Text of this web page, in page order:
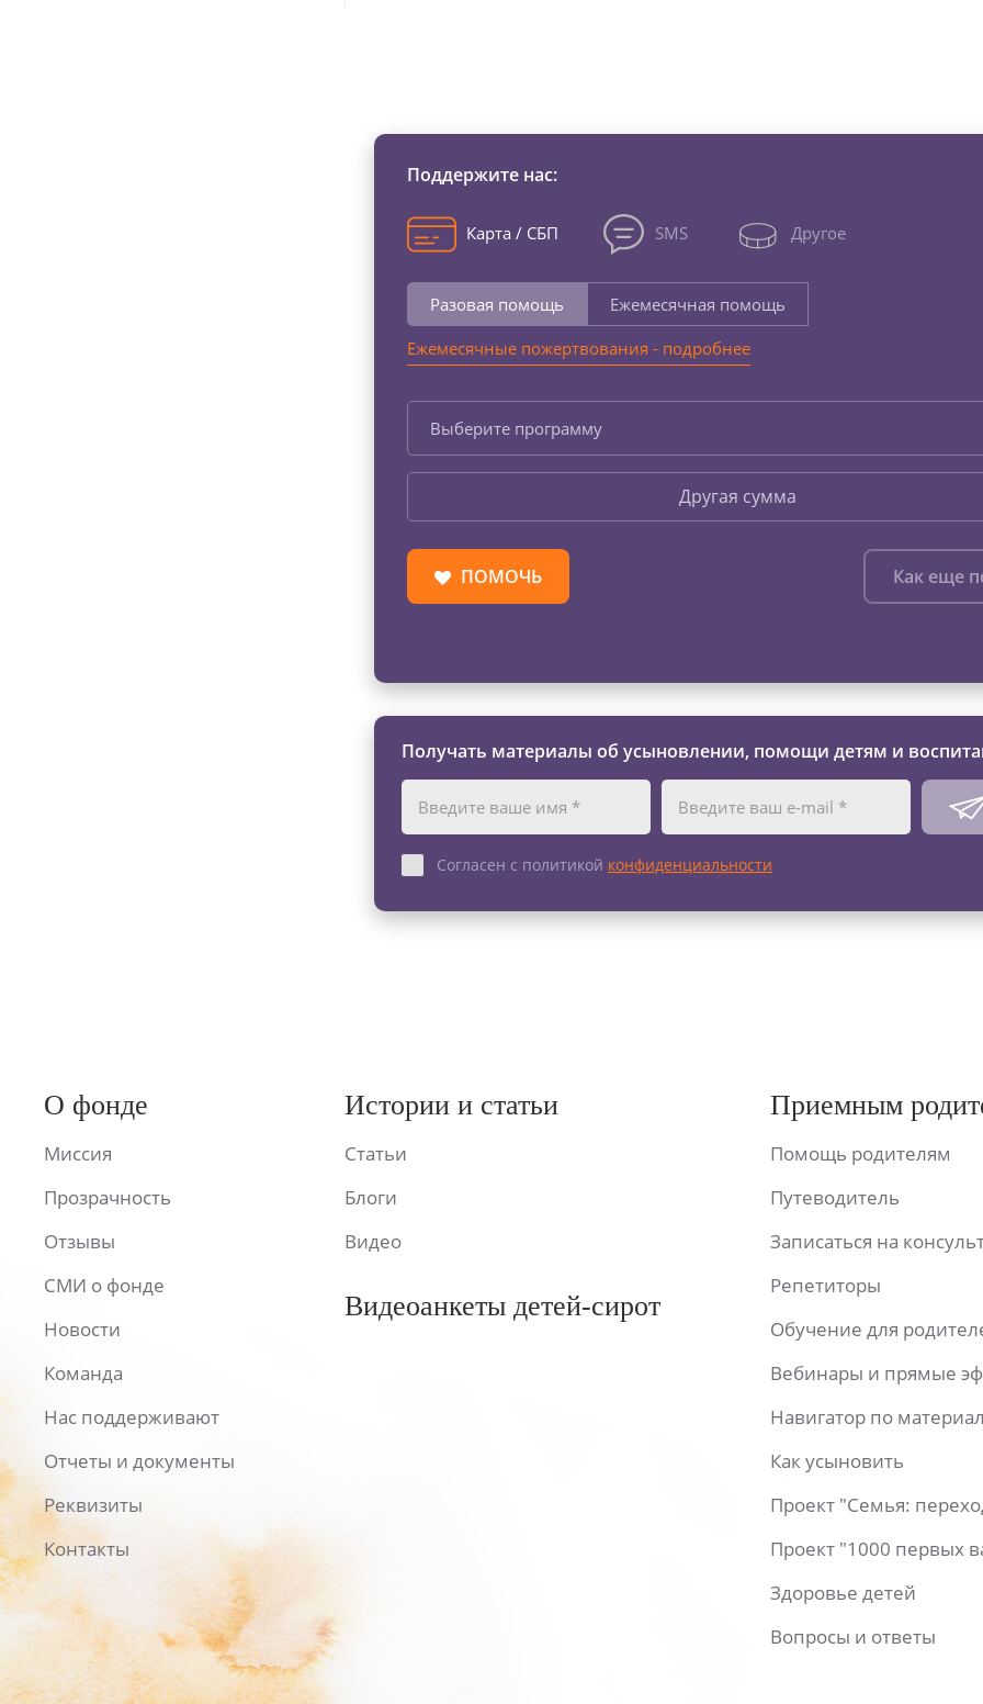
Поддержите нас:
Карта / СБП SMS Другое
Разовая помощь
Ежемесячная помощь
Ежемесячные пожертвования - подробнее
Выберите программу
Другая сумма
ПОМОЧЬ Как еще
Получать материалы об усыновлении, помощи детям и
Согласен с политикой конфиденциальности
О фонде
Миссия
Прозрачность
Отзывы
СМИ о фонде
Новости
Команда
Нас поддерживают
Отчеты и документы
Реквизиты
Контакты
Истории и статьи
Статьи
Блоги
Видео
Видеоанкеты детей-сирот
Приемным
Помощь родителям
Путеводитель
Записаться на
Репетиторы
Обучение для
Вебинары и прямые
Навигатор по
Как усыновить
Проект "Семья:
Проект "1000 первых
Здоровье детей
Вопросы и ответы